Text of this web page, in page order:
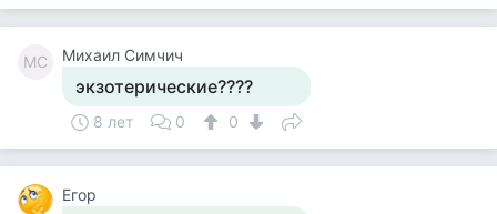
МС Михаил Симчич
экзотерические????
8 лет 0 0
Егор